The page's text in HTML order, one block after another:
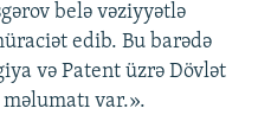
belə vəziyyətlə
edib. Bu barədə
və Patent üzrə Dövlət
var.».